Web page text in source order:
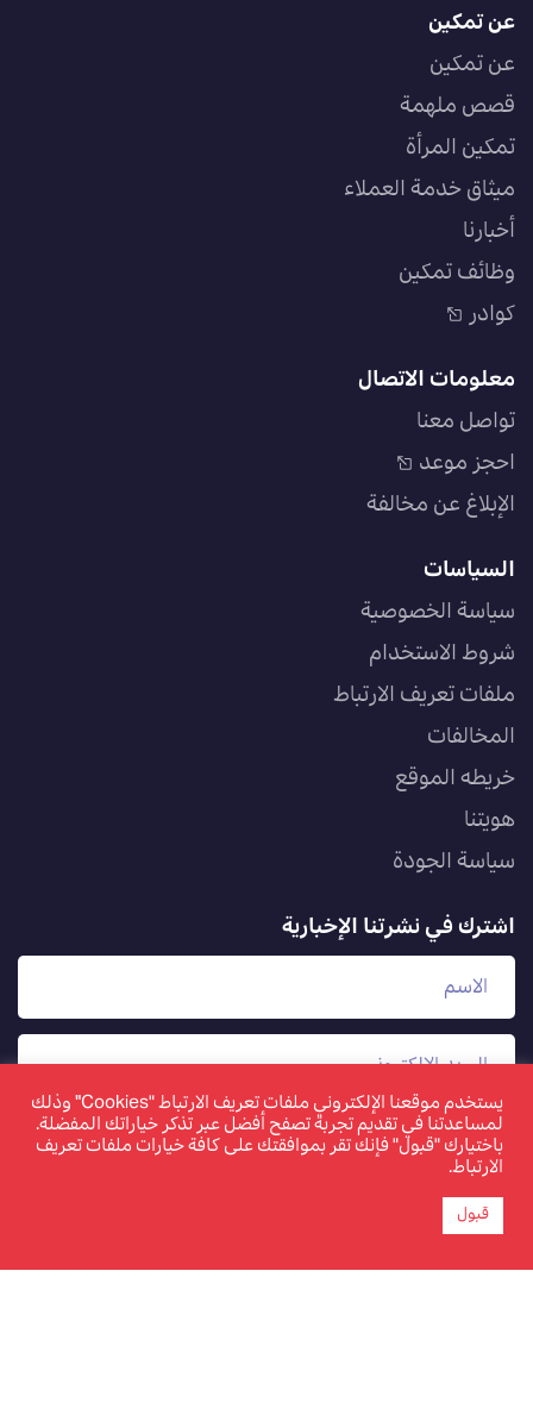
عن تمكين
عن تمكين
قصص ملهمة
تمكين المرأة
ميثاق خدمة العملاء
أخبارنا
وظائف تمكين
كوادر
معلومات الاتصال
تواصل معنا
احجز موعد
الإبلاغ عن مخالفة
السياسات
سياسة الخصوصية
شروط الاستخدام
ملفات تعريف الارتباط
المخالفات
خريطه الموقع
هويتنا
سياسة الجودة
اشترك في نشرتنا الإخبارية
يستخدم موقعنا الإلكتروني ملفات تعريف الارتباط "Cookies" وذلك
لمساعدتنا في تقديم تجربة تصفح أفضل عبر تذكر خياراتك المفضلة.
باختيارك "قبول" فإنك تقر بموافقتك على كافة خيارات ملفات تعريف
الارتباط.
قبول